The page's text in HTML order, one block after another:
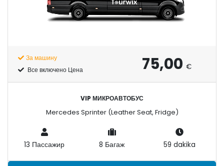
За машину
Все включено Цена
75,00 €
VIP МИКРОАВТОБУС
Mercedes Sprinter (Leather Seat, Fridge)
13 Пассажир 8 Багаж 59 dakika